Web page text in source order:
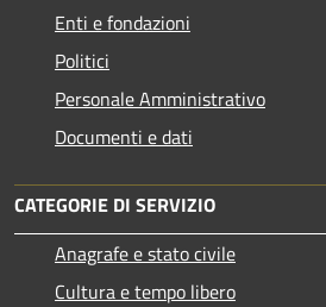
Enti e fondazioni
Politici
Personale Amministrativo
Documenti e dati
CATEGORIE DI SERVIZIO
Anagrafe e stato civile
Cultura e tempo libero